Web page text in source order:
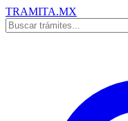
TRAMITA.MX